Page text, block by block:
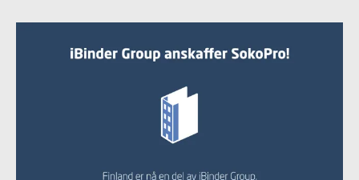
United States
Spansk